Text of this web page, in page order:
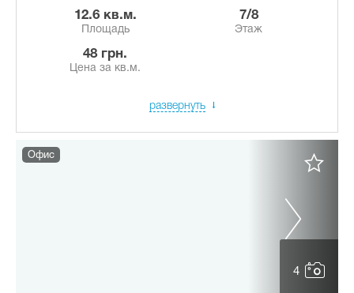
12.6 кв.м.
Площадь
7/8
Этаж
48 грн.
Цена за кв.м.
развернуть
4
Офис